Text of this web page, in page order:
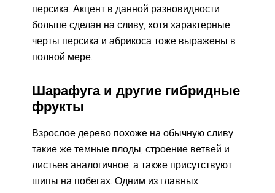
персика. Акцент в данной разновидности
больше сделан на сливу, хотя характерные
черты персика и абрикоса тоже выражены в
полной мере.
Шарафуга и другие гибридные
фрукты
Взрослое дерево похоже на обычную сливу:
такие же темные плоды, строение ветвей и
листьев аналогичное, а также присутствуют
шипы на побегах. Одним из главных